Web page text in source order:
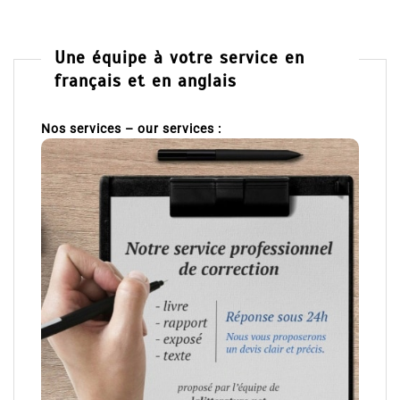
Une équipe à votre service en
français et en anglais
Nos services – our services :